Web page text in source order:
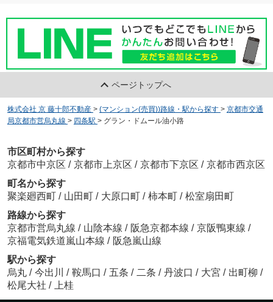
ページトップへ
株式会社 京 藤十郎不動産 > (マンション(売買))路線・駅から探す > 京都市交通
局京都市営烏丸線 > 四条駅 > グラン・ドムール油小路
市区町村から探す
京都市中京区 / 京都市上京区 / 京都市下京区 / 京都市西京区
町名から探す
聚楽廻西町 / 山田町 / 大原口町 / 柿本町 / 松室扇田町
路線から探す
京都市営烏丸線 / 山陰本線 / 阪急京都本線 / 京阪鴨東線 /
京福電気鉄道嵐山本線 / 阪急嵐山線
駅から探す
烏丸 / 今出川 / 鞍馬口 / 五条 / 二条 / 丹波口 / 大宮 / 出町柳 /
松尾大社 / 上桂